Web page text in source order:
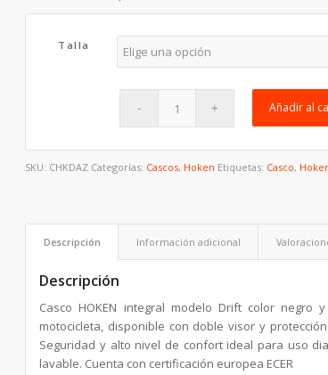
Talla
Añadir al
SKU: CHKDAZ Categorías: Cascos, Hoken Etiquetas: Casco,
Descripción Información adicional
Descripción
Casco HOKEN integral modelo Drift color
motocicleta, disponible con doble visor y
Seguridad y alto nivel de confort ideal para uso
lavable. Cuenta con certificación europea ECER